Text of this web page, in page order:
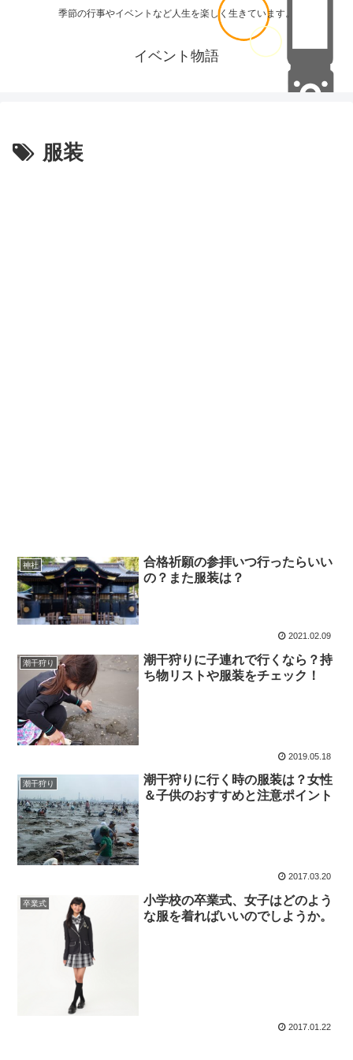
季節の行事やイベントなど人生を楽しく生きています。
イベント物語
服装
神社
合格祈願の参拝いつ行ったらいい
の？また服装は？
2021.02.09
潮干狩り
潮干狩りに子連れで行くなら？持
ち物リストや服装をチェック！
2019.05.18
潮干狩り
潮干狩りに行く時の服装は？女性
＆子供のおすすめと注意ポイント
2017.03.20
卒業式
小学校の卒業式、女子はどのよう
な服を着ればいいのでしようか。
2017.01.22